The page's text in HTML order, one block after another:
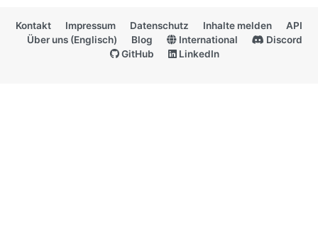
Kontakt Impressum Datenschutz Inhalte melden
API
Über uns (Englisch)
Blog International
Discord
GitHub
LinkedIn